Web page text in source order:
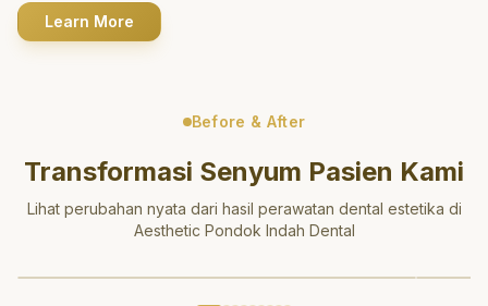
Learn More
Before & After
Transformasi Senyum Pasien Kami
Lihat perubahan nyata dari hasil perawatan dental estetika di
Aesthetic Pondok Indah Dental